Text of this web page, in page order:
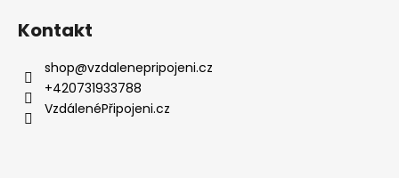
Kontakt
shop@vzdalenepripojeni.cz
+420731933788
VzdálenéPřipojeni.cz